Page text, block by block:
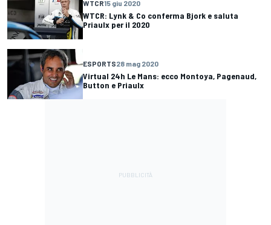
WTCR15 giu 2020
WTCR: Lynk & Co conferma Bjork e saluta
Priaulx per il 2020
ESPORTS28 mag 2020
Virtual 24h Le Mans: ecco Montoya, Pagenaud,
Button e Priaulx